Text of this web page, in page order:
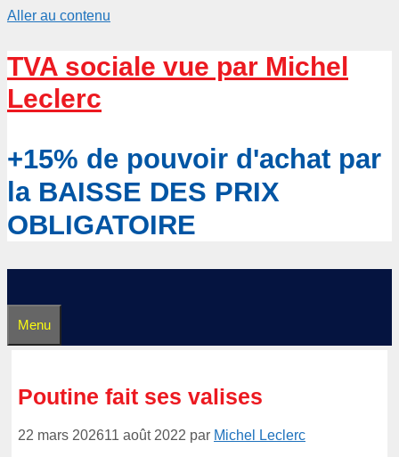
Aller au contenu
TVA sociale vue par Michel
Leclerc
+15% de pouvoir d'achat par
la BAISSE DES PRIX
OBLIGATOIRE
Menu
Poutine fait ses valises
22 mars 202611 août 2022 par Michel Leclerc